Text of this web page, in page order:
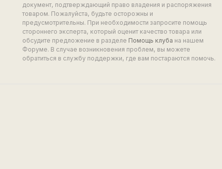
документ, подтверждающий право владения и распоряжения
товаром. Пожалуйста, будьте осторожны и
предусмотрительны. При необходимости запросите помощь
стороннего эксперта, который оценит качество товара или
обсудите предложение в разделе Помощь клуба на нашем
Форуме. В случае возникновения проблем, вы можете
обратиться в службу поддержки, где вам постараются помочь.